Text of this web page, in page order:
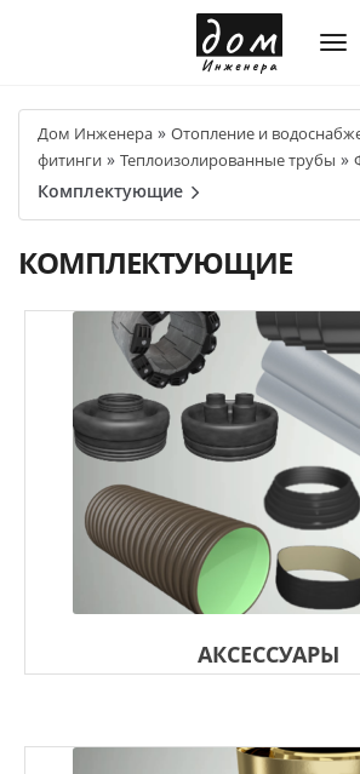
Дом Инженера » Отопление и
фитинги » Теплоизолированные трубы »
Комплектующие
КОМПЛЕКТУЮЩИЕ
АКСЕССУАРЫ